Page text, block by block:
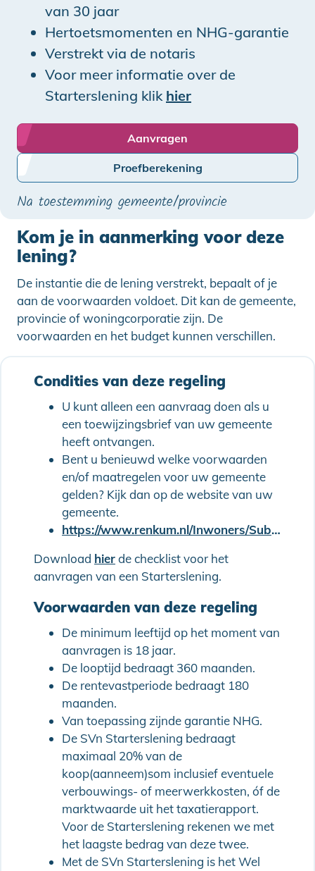
van 30 jaar
Hertoetsmomenten en NHG-garantie
Verstrekt via de notaris
Voor meer informatie over de
Starterslening klik hier
Aanvragen
Proefberekening
Na toestemming gemeente/provincie
Kom je in aanmerking voor deze
lening?
De instantie die de lening verstrekt, bepaalt of je
aan de voorwaarden voldoet. Dit kan de gemeente,
provincie of woningcorporatie zijn. De
voorwaarden en het budget kunnen verschillen.
Condities van deze regeling
U kunt alleen een aanvraag doen als u
een toewijzingsbrief van uw gemeente
heeft ontvangen.
Bent u benieuwd welke voorwaarden
en/of maatregelen voor uw gemeente
gelden? Kijk dan op de website van uw
gemeente.
https://www.renkum.nl/Inwoners/Subsidies_en_leningen/Starterslening
Download hierde checklist voor het
aanvragen van een Starterslening.
Voorwaarden van deze regeling
De minimum leeftijd op het moment van
aanvragen is 18 jaar.
De looptijd bedraagt 360 maanden.
De rentevastperiode bedraagt 180
maanden.
Van toepassing zijnde garantie NHG.
De SVn Starterslening bedraagt
maximaal 20% van de
koop(aanneem)som inclusief eventuele
verbouwings- of meerwerkkosten, óf de
marktwaarde uit het taxatierapport.
Voor de Starterslening rekenen we met
het laagste bedrag van deze twee.
Met de SVn Starterslening is het Wel